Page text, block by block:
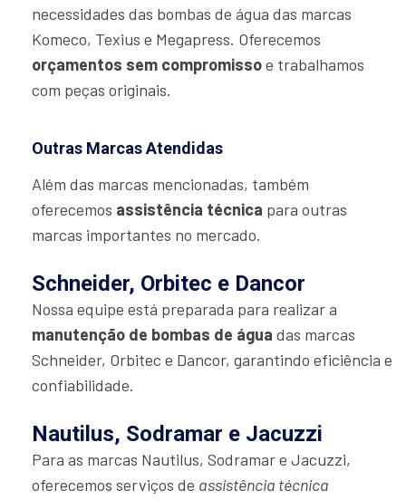
necessidades das bombas de água das marcas
Komeco, Texius e Megapress. Oferecemos
orçamentos sem compromissoe trabalhamos
com peças originais.
Outras Marcas Atendidas
Além das marcas mencionadas, também
oferecemos assistência técnica para outras
marcas importantes no mercado.
Schneider, Orbitec e Dancor
Nossa equipe está preparada para realizar a
manutenção de bombas de água das marcas
Schneider, Orbitec e Dancor, garantindo eficiência e
confiabilidade.
Nautilus, Sodramar e Jacuzzi
Para as marcas Nautilus, Sodramar e Jacuzzi,
oferecemos serviços de assistência técnica